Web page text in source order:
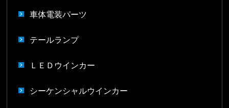
車体電装パーツ
テールランプ
ＬＥＤウインカー
シーケンシャルウインカー